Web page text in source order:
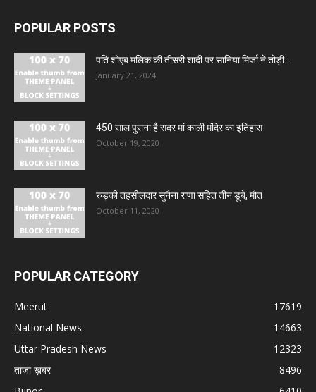
POPULAR POSTS
पति शोएब मलिक की तीसरी शादी पर सानिया मिर्जा ने तोड़ी...
January 21, 2024
450 साल पुराना है सदर मां काली मंदिर का इतिहास
October 19, 2020
रुड़की तहसीलदार सुनैना राणा सहित तीन डूबे, मौत
October 11, 2020
POPULAR CATEGORY
Meerut
17619
National News
14663
Uttar Pradesh News
12323
ताज़ा ख़बर
8496